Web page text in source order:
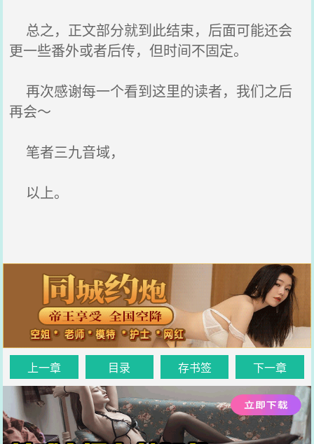
总之，正文部分就到此结束，后面可能还会
更一些番外或者后传，但时间不固定。
再次感谢每一个看到这里的读者，我们之后
再会～
笔者三九音域，
以上。
上一章 目录 存书签 下一章